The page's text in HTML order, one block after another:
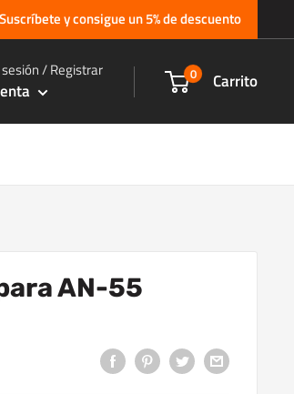
Suscríbete y consigue un 5% de descuento
/ Registrar 0 Carrito
AN-55